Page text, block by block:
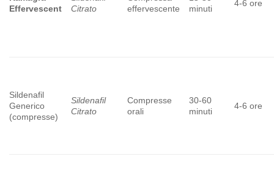
Effervescent
Citrato
effervescente
minuti
4-6 ore
Sildenafil
Generico
(compresse)
Sildenafil
Citrato
Compresse
orali
30-60
minuti
4-6 ore